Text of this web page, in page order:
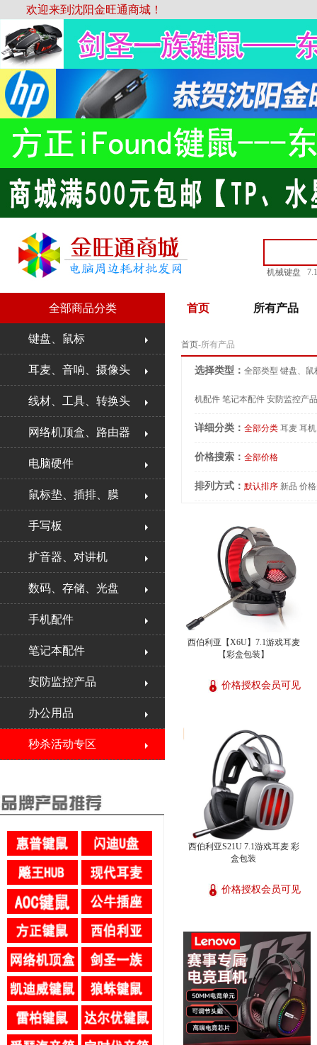
欢迎来到沈阳金旺通商城！
机械键盘
首页 所有产品
全部商品分类
键盘、鼠标
耳麦、音响、摄像头
线材、工具、转换头
网络机顶盒、路由器
电脑硬件
鼠标垫、插排、膜
手写板
扩音器、对讲机
数码、存储、光盘
手机配件
笔记本配件
安防监控产品
办公用品
秒杀活动专区
首页-所有产品
选择类型： 全部类型 键盘、鼠
机配件 笔记本配件 安防监控产品
详细分类： 全部分类 耳麦 耳机
价格搜索： 全部价格
排列方式： 默认排序 新品 价
西伯利亚【X6U】7.1游戏耳麦
【彩盒包装】
价格授权会员可见
西伯利亚S21U 7.1游戏耳麦 彩
盒包装
价格授权会员可见